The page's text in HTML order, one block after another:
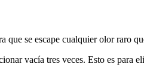
que se escape cualquier olor raro
vacía tres veces. Esto es para